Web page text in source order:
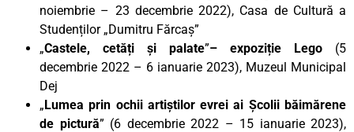
noiembrie – 23 decembrie 2022), Casa de Cultură a
Studenților „Dumitru Fărcaș”
„Castele, cetăți și palate”– expoziție Lego (5
decembrie 2022 – 6 ianuarie 2023), Muzeul Municipal
Dej
„Lumea prin ochii artiștilor evrei ai Școlii băimărene
de pictură” (6 decembrie 2022 – 15 ianuarie 2023),